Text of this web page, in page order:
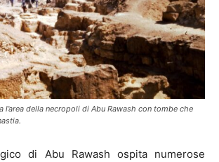
l’area della necropoli di Abu Rawash con tombe che
di Abu Rawash ospita numerose